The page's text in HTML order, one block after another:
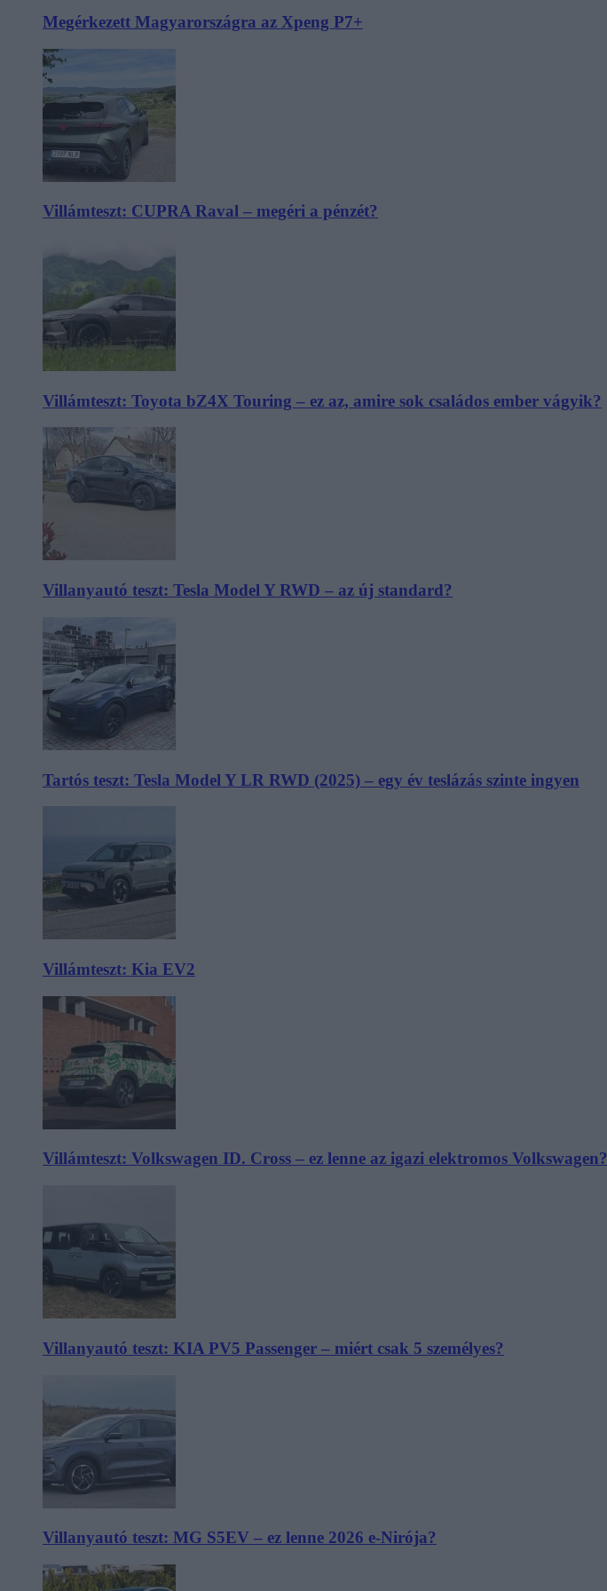
Megérkezett Magyarországra az Xpeng P7+
Villámteszt: CUPRA Raval – megéri a pénzét?
Villámteszt: Toyota bZ4X Touring – ez az, amire sok családos ember vágyik?
Villanyautó teszt: Tesla Model Y RWD – az új standard?
Tartós teszt: Tesla Model Y LR RWD (2025) – egy év teslázás szinte ingyen
Villámteszt: Kia EV2
Villámteszt: Volkswagen ID. Cross – ez lenne az igazi elektromos Volkswagen?
Villanyautó teszt: KIA PV5 Passenger – miért csak 5 személyes?
Villanyautó teszt: MG S5EV – ez lenne 2026 e-Nirója?